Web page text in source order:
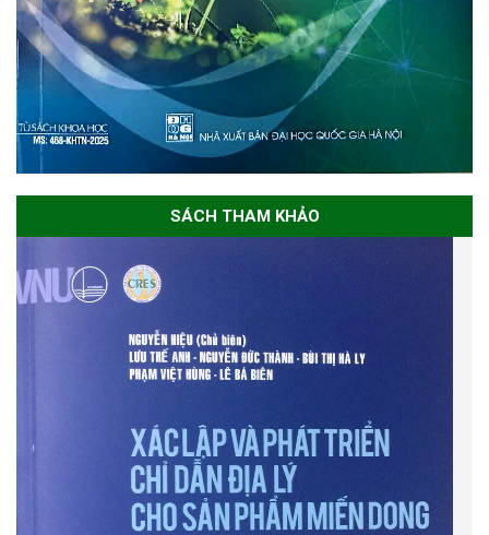
SÁCH THAM KHẢO